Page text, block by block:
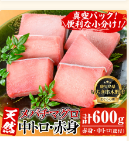
ナギ 蒲焼 蒲焼き 惣菜 冷凍 串
肝 内臓 贈答品 ギフト【南竹鰻
加工】【00-025-02】